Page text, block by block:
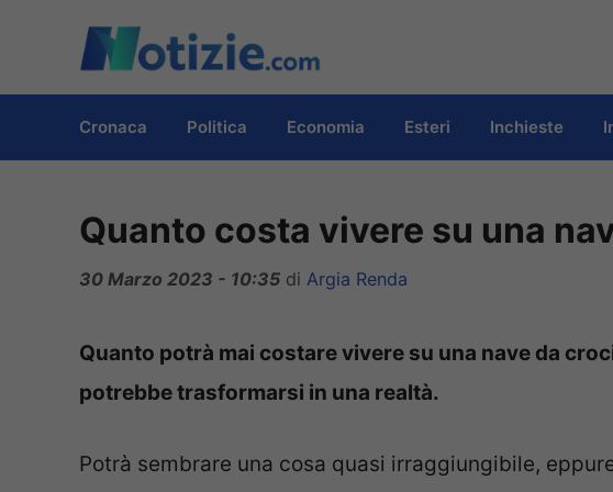
contenuto
Cronaca Politica Economia Esteri Inchieste
Quanto costa vivere su una
30 Marzo 2023 - 10:35 di Argia Renda
Quanto potrà mai costare vivere su una nave da
potrebbe trasformarsi in una realtà.
Potrà sembrare una cosa quasi irraggiungibile,